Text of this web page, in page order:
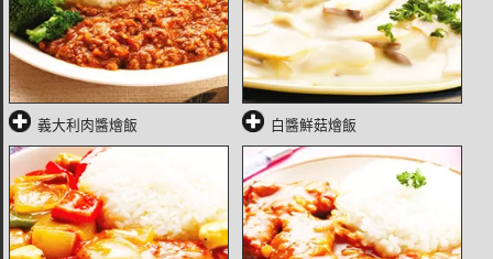
義大利肉醬燴飯 白醬鮮菇燴飯